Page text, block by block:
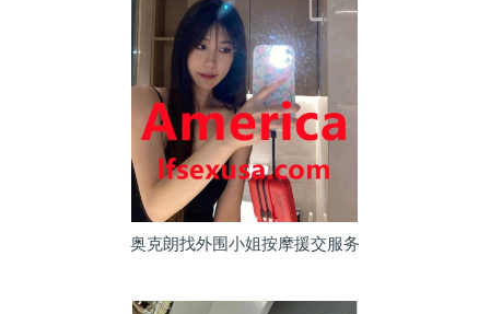
奥克朗找外围小姐按摩援交服务